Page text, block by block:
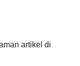
artikel di